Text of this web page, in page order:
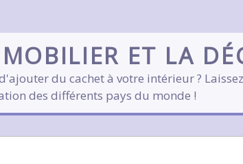
ET LA
du cachet à votre intérieur ?
des différents pays du monde !